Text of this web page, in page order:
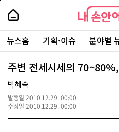
본
로
가
내
손
안
에
서
울
-
서
울
시
대
표
소
내
손
에
울
주
요
서
뉴스홈 기획·이슈 분야별
주변 전세시세의
박혜숙
발행일 2010.12.29. 00:00
수정일 2010.12.29. 00:00
페
상
단
로